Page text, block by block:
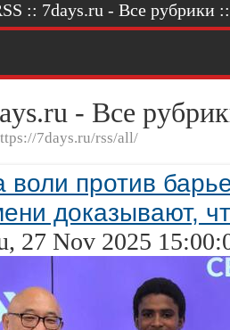
:: 7days.ru - Все рубрики
- Все
7days.ru/rss/all/
воли против
доказывают,
27 Nov 2025